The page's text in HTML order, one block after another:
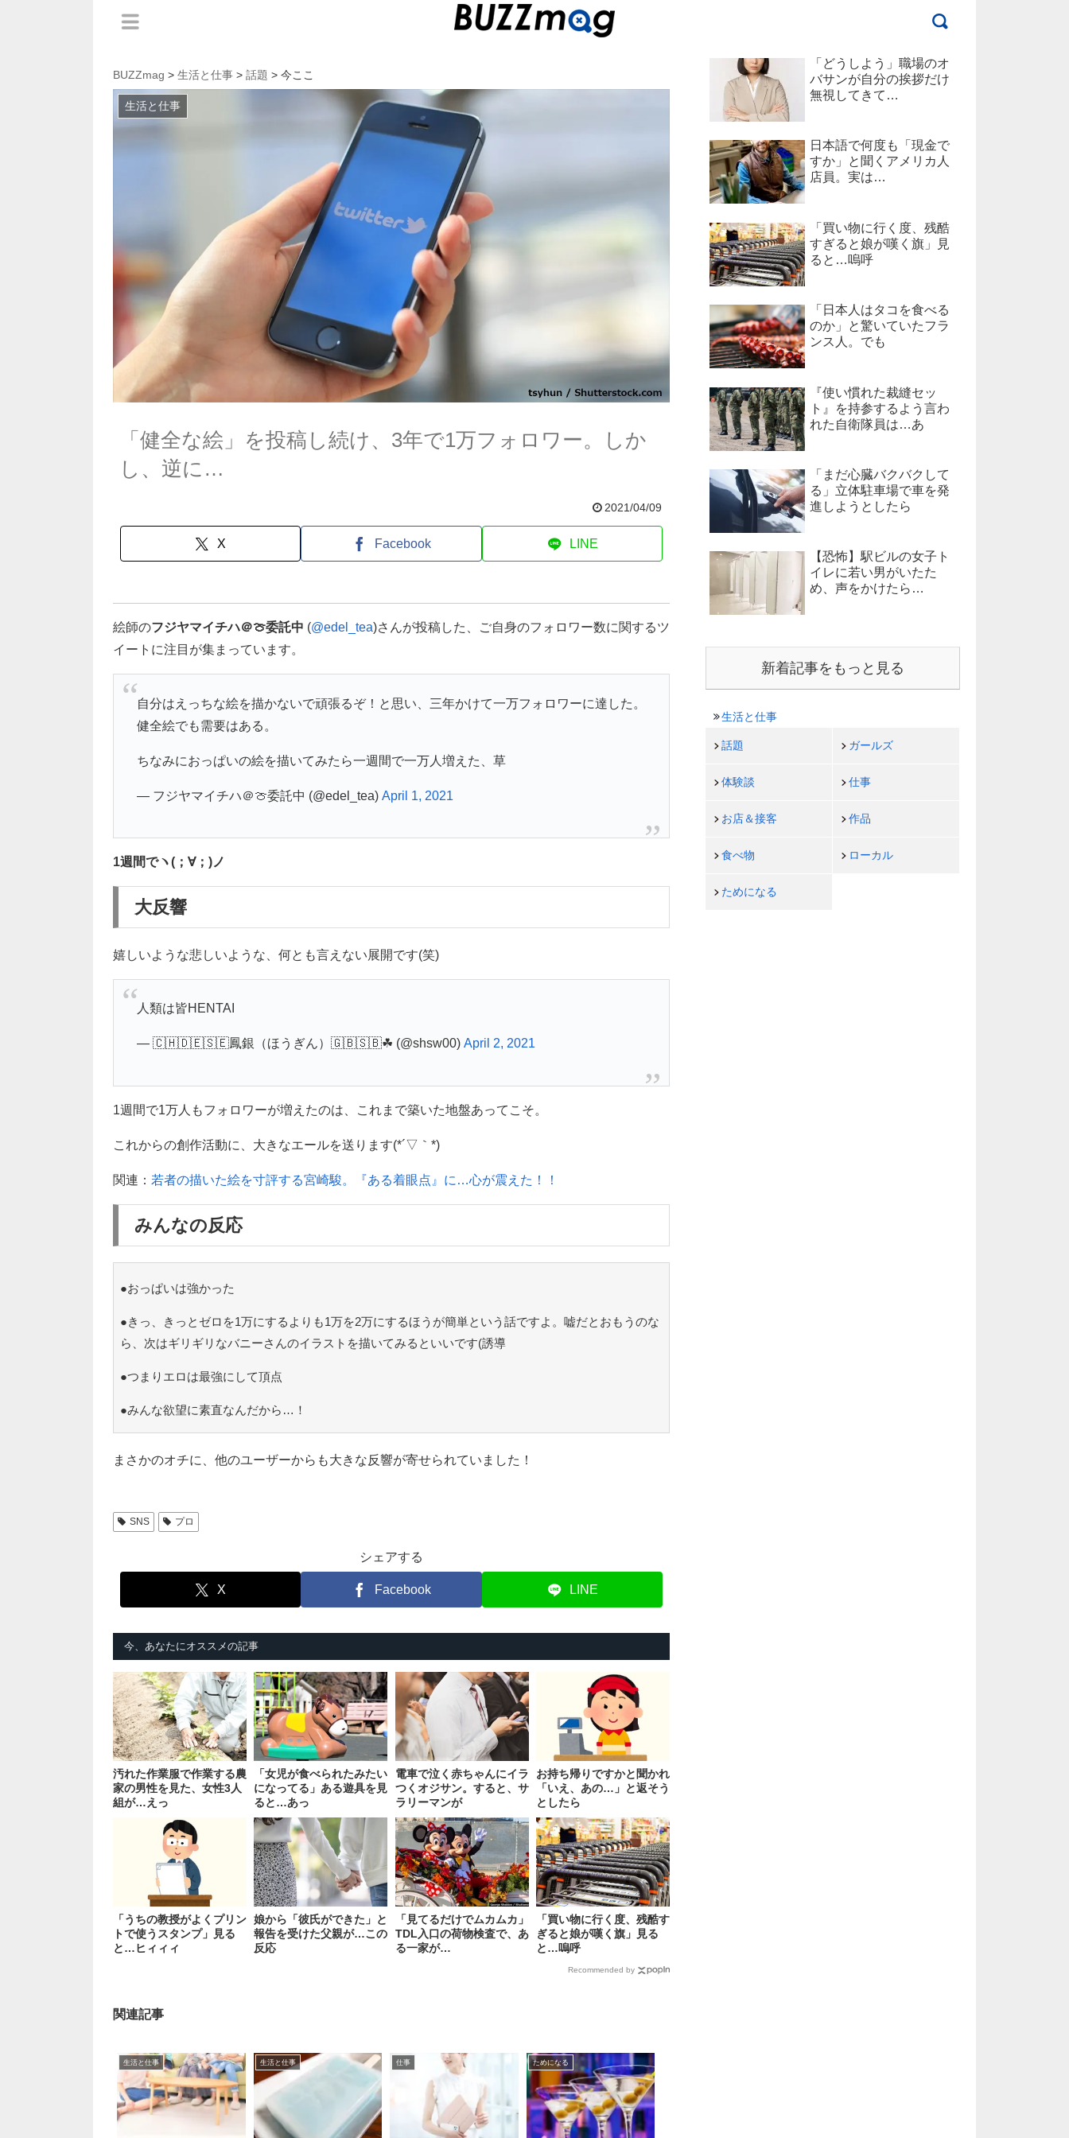
BUZZmag > 生活と仕事 > 話題 > 今ここ
生活と仕事
「健全な絵」を投稿し続け、3年で1万フォロワー。しか
し、逆に…
2021/04/09
X Facebook LINE
絵師のフジヤマイチハ＠🍈委託中 (@edel_tea)さんが投稿した、ご自身のフォロワー数に関するツ
イートに注目が集まっています。
自分はえっちな絵を描かないで頑張るぞ！と思い、三年かけて一万フォロワーに達した。
健全絵でも需要はある。
ちなみにおっぱいの絵を描いてみたら一週間で一万人増えた、草
— フジヤマイチハ＠🍈委託中 (@edel_tea) April 1, 2021
1週間でヽ(；∀；)ノ
大反響
嬉しいような悲しいような、何とも言えない展開です(笑)
人類は皆HENTAI
— 🇨🇭🇩🇪🇸🇪鳳銀（ほうぎん）🇬🇧🇸🇧☘ (@shsw00) April 2, 2021
1週間で1万人もフォロワーが増えたのは、これまで築いた地盤あってこそ。
これからの創作活動に、大きなエールを送ります(*´▽｀*)
関連： 若者の描いた絵を寸評する宮崎駿。『ある着眼点』に…心が震えた！！
みんなの反応
●おっぱいは強かった
●きっ、きっとゼロを1万にするよりも1万を2万にするほうが簡単という話ですよ。嘘だとおもうのな
ら、次はギリギリなバニーさんのイラストを描いてみるといいです(誘導
●つまりエロは最強にして頂点
●みんな欲望に素直なんだから…！
まさかのオチに、他のユーザーからも大きな反響が寄せられていました！
SNS プロ
シェアする
X Facebook LINE
今、あなたにオススメの記事
汚れた作業服で作業する農
家の男性を見た、女性3人
組が…えっ
「女児が食べられたみたい
になってる」ある遊具を見
ると…あっ
電車で泣く赤ちゃんにイラ
つくオジサン。すると、サ
ラリーマンが
お持ち帰りですかと聞かれ
「いえ、あの…」と返そう
としたら
「うちの教授がよくプリン
トで使うスタンプ」見る
と…ヒィィィ
娘から「彼氏ができた」と
報告を受けた父親が…この
反応
「見てるだけでムカムカ」
TDL入口の荷物検査で、あ
る一家が…
「買い物に行く度、残酷す
ぎると娘が嘆く旗」見る
と…嗚呼
Recommended by
関連記事
生活と仕事 生活と仕事 仕事 ためになる
「どうしよう」職場のオ
バサンが自分の挨拶だけ
無視してきて…
日本語で何度も「現金で
すか」と聞くアメリカ人
店員。実は…
「買い物に行く度、残酷
すぎると娘が嘆く旗」見
ると…嗚呼
「日本人はタコを食べる
のか」と驚いていたフラ
ンス人。でも
『使い慣れた裁縫セッ
ト』を持参するよう言わ
れた自衛隊員は…あ
「まだ心臓バクバクして
る」立体駐車場で車を発
進しようとしたら
【恐怖】駅ビルの女子ト
イレに若い男がいたた
め、声をかけたら…
新着記事をもっと見る
生活と仕事
話題 ガールズ
体験談 仕事
お店＆接客 作品
食べ物 ローカル
ためになる